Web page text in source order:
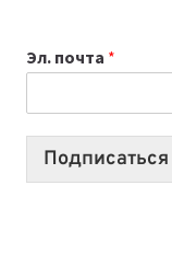
Эл. почта *
Подписаться